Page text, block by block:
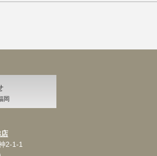
岡
2-1-1